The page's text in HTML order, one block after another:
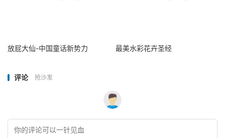
放屁大仙-中国童话新势力 最美水彩花卉圣经
评论 抢沙发